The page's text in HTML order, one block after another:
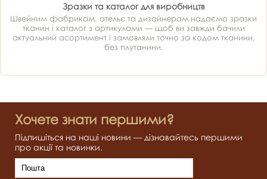
Зразки та каталог для виробництв
Швейним фабрикам, ательє та дизайнерам надаємо зразки
тканин і каталог з артикулами — щоб ви завжди бачили
актуальний асортимент і замовляли точно за кодом тканини,
без плутанини.
Хочете знати першими?
Підпишіться на наші новини — дізнавайтесь першими
про акції та новинки.